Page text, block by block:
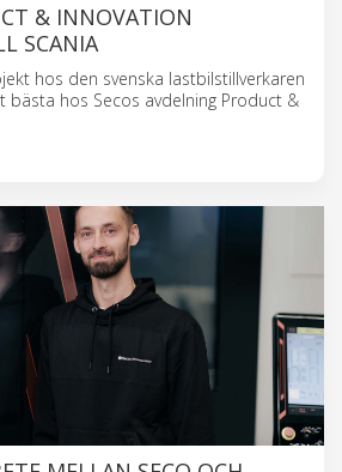
& INNOVATION
SCANIA
hos den svenska lastbilstillverkaren
bästa hos Secos avdelning Product &